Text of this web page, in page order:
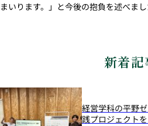
まいります。」と今後の抱負を述べまし
新着記
経営学科の平野
践プロジェクト